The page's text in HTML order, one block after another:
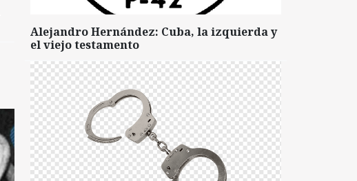
Alejandro Hernández: Cuba, la izquierda y
el viejo testamento